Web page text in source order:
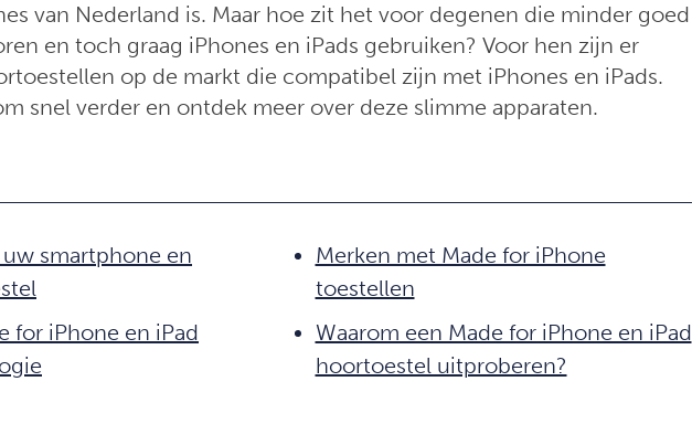
van Nederland is. Maar hoe zit het voor degenen die minder goed
en toch graag iPhones en iPads gebruiken? Voor hen zijn er
op de markt die compatibel zijn met iPhones en iPads.
snel verder en ontdek meer over deze slimme apparaten.
smartphone en
for iPhone en iPad
Merken met Made for iPhone
toestellen
Waarom een Made for iPhone en iPad
hoortoestel uitproberen?